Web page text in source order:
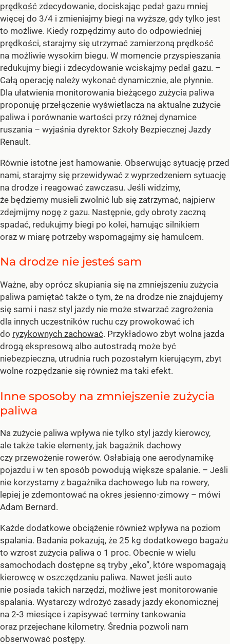
prędkość zdecydowanie, dociskając pedał gazu mniej
więcej do 3/4 i zmieniajmy biegi na wyższe, gdy tylko jest
to możliwe. Kiedy rozpędzimy auto do odpowiedniej
prędkości, starajmy się utrzymać zamierzoną prędkość
na możliwie wysokim biegu. W momencie przyspieszania
redukujmy biegi i zdecydowanie wciskajmy pedał gazu. –
Całą operację należy wykonać dynamicznie, ale płynnie.
Dla ułatwienia monitorowania bieżącego zużycia paliwa
proponuję przełączenie wyświetlacza na aktualne zużycie
paliwa i porównanie wartości przy różnej dynamice
ruszania – wyjaśnia dyrektor Szkoły Bezpiecznej Jazdy
Renault.
Równie istotne jest hamowanie. Obserwując sytuację przed
nami, starajmy się przewidywać z wyprzedzeniem sytuację
na drodze i reagować zawczasu. Jeśli widzimy,
że będziemy musieli zwolnić lub się zatrzymać, najpierw
zdejmijmy nogę z gazu. Następnie, gdy obroty zaczną
spadać, redukujmy biegi po kolei, hamując silnikiem
oraz w miarę potrzeby wspomagajmy się hamulcem.
Na drodze nie jesteś sam
Ważne, aby oprócz skupiania się na zmniejszeniu zużycia
paliwa pamiętać także o tym, że na drodze nie znajdujemy
się sami i nasz styl jazdy nie może stwarzać zagrożenia
dla innych uczestników ruchu czy prowokować ich
do ryzykownych zachować. Przykładowo zbyt wolna jazda
drogą ekspresową albo autostradą może być
niebezpieczna, utrudnia ruch pozostałym kierującym, zbyt
wolne rozpędzanie się również ma taki efekt.
Inne sposoby na zmniejszenie zużycia
paliwa
Na zużycie paliwa wpływa nie tylko styl jazdy kierowcy,
ale także takie elementy, jak bagażnik dachowy
czy przewożenie rowerów. Osłabiają one aerodynamikę
pojazdu i w ten sposób powodują większe spalanie. – Jeśli
nie korzystamy z bagażnika dachowego lub na rowery,
lepiej je zdemontować na okres jesienno-zimowy – mówi
Adam Bernard.
Każde dodatkowe obciążenie również wpływa na poziom
spalania. Badania pokazują, że 25 kg dodatkowego bagażu
to wzrost zużycia paliwa o 1 proc. Obecnie w wielu
samochodach dostępne są tryby „eko”, które wspomagają
kierowcę w oszczędzaniu paliwa. Nawet jeśli auto
nie posiada takich narzędzi, możliwe jest monitorowanie
spalania. Wystarczy wdrożyć zasady jazdy ekonomicznej
na 2-3 miesiące i zapisywać terminy tankowania
oraz przejechane kilometry. Średnia pozwoli nam
obserwować postępy.